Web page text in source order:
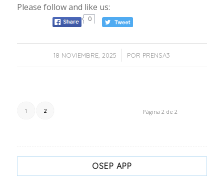
Please follow and like us:
0
18 NOVIEMBRE, 2025
/ POR PRENSA3
Página 2 de 2
1 2
OSEP APP